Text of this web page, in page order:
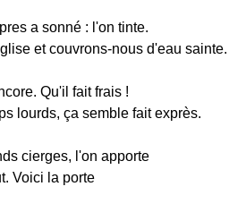
a sonné : l'on tinte.
et couvrons-nous d'eau sainte.
Qu'il fait frais !
lourds, ça semble fait exprès.
cierges, l'on apporte
Voici la porte